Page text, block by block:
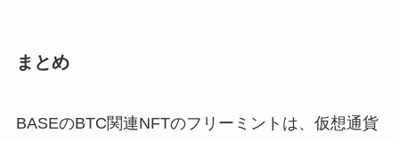
まとめ
BASEのBTC関連NFTのフリーミントは、仮想通貨